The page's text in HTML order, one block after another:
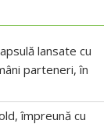
lansate cu
parteneri, în
împreună cu